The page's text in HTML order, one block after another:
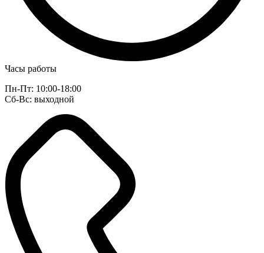
Часы работы
Пн-Пт: 10:00-18:00
Сб-Вс: выходной